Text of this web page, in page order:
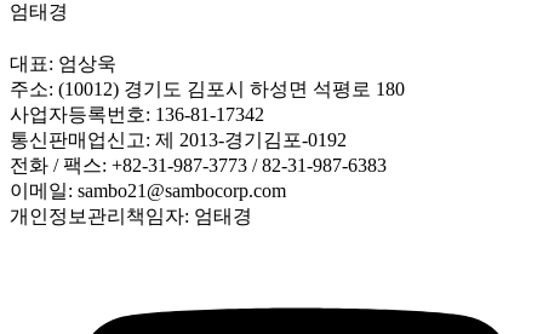
엄태경
대표: 엄상욱
주소: (10012) 경기도 김포시 하성면 석평로 180
사업자등록번호: 136-81-17342
통신판매업신고: 제 2013-경기김포-0192
전화 / 팩스: +82-31-987-3773 / 82-31-987-6383
이메일: sambo21@sambocorp.com
개인정보관리책임자: 엄태경